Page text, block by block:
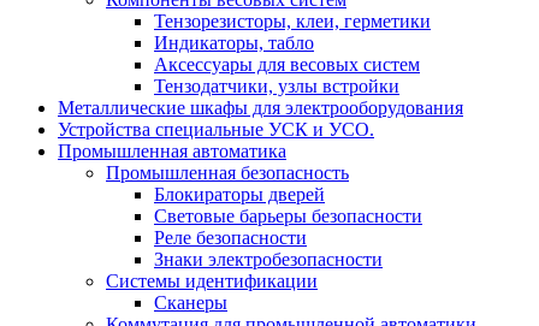
Тензорезисторы, клеи, герметики
Индикаторы, табло
Аксессуары для весовых систем
Тензодатчики, узлы встройки
Металлические шкафы для электрооборудования
Устройства специальные УСК и УСО.
Промышленная автоматика
Промышленная безопасность
Блокираторы дверей
Световые барьеры безопасности
Реле безопасности
Знаки электробезопасности
Системы идентификации
Сканеры